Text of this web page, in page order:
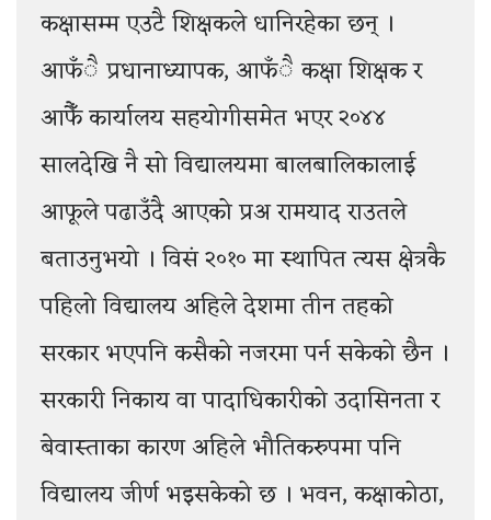
कक्षासम्म एउटै शिक्षकले धानिरहेका छन् ।
आफँै प्रधानाध्यापक, आफँै कक्षा शिक्षक र
आफैँ कार्यालय सहयोगीसमेत भएर २०४४
सालदेखि नै सो विद्यालयमा बालबालिकालाई
आफूले पढाउँदै आएको प्रअ रामयाद राउतले
बताउनुभयो । विसं २०१० मा स्थापित त्यस क्षेत्रकै
पहिलो विद्यालय अहिले देशमा तीन तहको
सरकार भएपनि कसैको नजरमा पर्न सकेको छैन ।
सरकारी निकाय वा पादाधिकारीको उदासिनता र
बेवास्ताका कारण अहिले भौतिकरुपमा पनि
विद्यालय जीर्ण भइसकेको छ । भवन, कक्षाकोठा,